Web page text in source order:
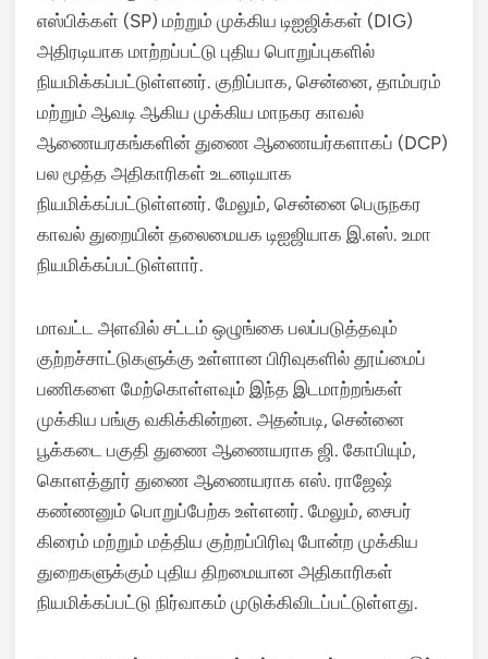
எஸ்பிக்கள் (SP) மற்றும் முக்கிய டிஐஜிக்கள் (DIG)
அதிரடியாக மாற்றப்பட்டு புதிய பொறுப்புகளில்
நியமிக்கப்பட்டுள்ளனர். குறிப்பாக, சென்னை, தாம்பரம்
மற்றும் ஆவடி ஆகிய முக்கிய மாநகர காவல்
ஆணையரகங்களின் துணை ஆணையர்களாகப் (DCP)
பல மூத்த அதிகாரிகள் உடனடியாக
நியமிக்கப்பட்டுள்ளனர். மேலும், சென்னை பெருநகர
காவல் துறையின் தலைமையக டிஐஜியாக இ.எஸ். உமா
நியமிக்கப்பட்டுள்ளார்.
மாவட்ட அளவில் சட்டம் ஒழுங்கை பலப்படுத்தவும்
குற்றச்சாட்டுகளுக்கு உள்ளான பிரிவுகளில் தூய்மைப்
பணிகளை மேற்கொள்ளவும் இந்த இடமாற்றங்கள்
முக்கிய பங்கு வகிக்கின்றன. அதன்படி, சென்னை
பூக்கடை பகுதி துணை ஆணையராக ஜி. கோபியும்,
கொளத்தூர் துணை ஆணையராக எஸ். ராஜேஷ்
கண்ணனும் பொறுப்பேற்க உள்ளனர். மேலும், சைபர்
கிரைம் மற்றும் மத்திய குற்றப்பிரிவு போன்ற முக்கிய
துறைகளுக்கும் புதிய திறமையான அதிகாரிகள்
நியமிக்கப்பட்டு நிர்வாகம் முடுக்கிவிடப்பட்டுள்ளது.